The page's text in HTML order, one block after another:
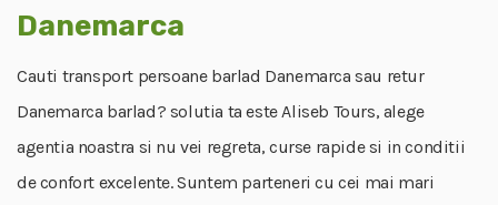
Danemarca
Cauti transport persoane barlad Danemarca sau retur
Danemarca barlad? solutia ta este Aliseb Tours, alege
agentia noastra si nu vei regreta, curse rapide si in conditii
de confort excelente. Suntem parteneri cu cei mai mari